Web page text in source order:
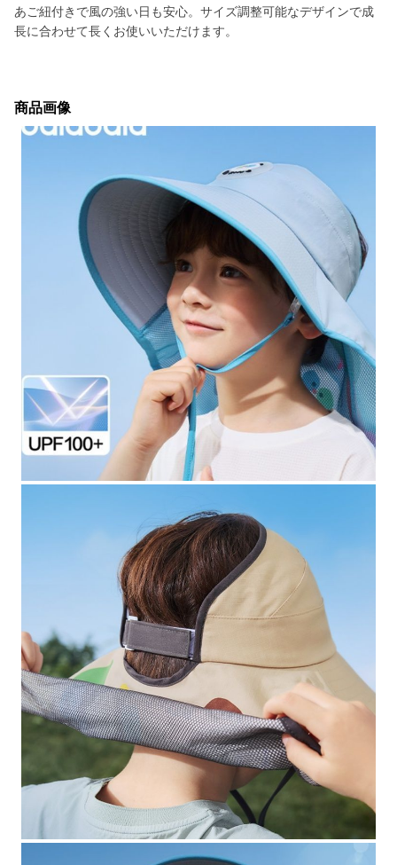
あご紐付きで風の強い日も安心。サイズ調整可能なデザインで成
長に合わせて長くお使いいただけます。
商品画像